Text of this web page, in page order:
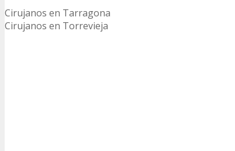
Cirujanos en Tarragona
Cirujanos en Torrevieja